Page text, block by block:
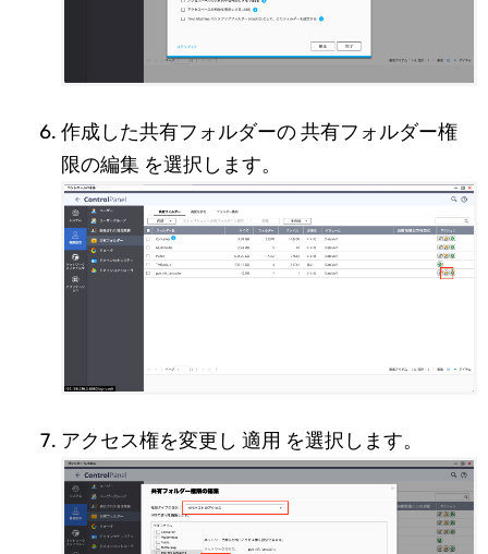
作成した共有フォルダーの 共有フォルダー権
限の編集 を選択します。
アクセス権を変更し 適用 を選択します。